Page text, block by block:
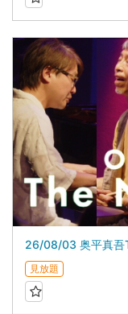
26/08/03 奥平真吾
見放題